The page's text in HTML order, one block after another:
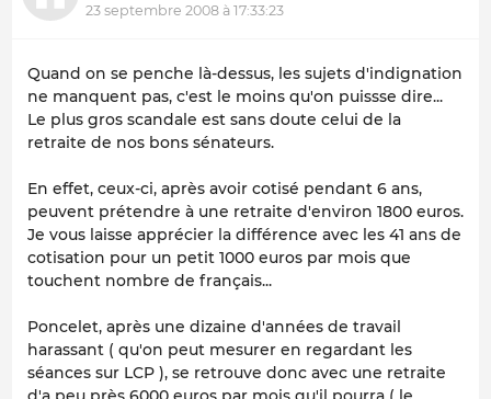
23 septembre 2008 à 17:33:23
Quand on se penche là-dessus, les sujets d'indignation
ne manquent pas, c'est le moins qu'on puissse dire...
Le plus gros scandale est sans doute celui de la
retraite de nos bons sénateurs.
En effet, ceux-ci, après avoir cotisé pendant 6 ans,
peuvent prétendre à une retraite d'environ 1800 euros.
Je vous laisse apprécier la différence avec les 41 ans de
cotisation pour un petit 1000 euros par mois que
touchent nombre de français...
Poncelet, après une dizaine d'années de travail
harassant ( qu'on peut mesurer en regardant les
séances sur LCP ), se retrouve donc avec une retraite